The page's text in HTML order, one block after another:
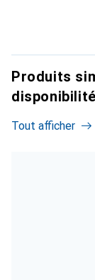
Produits
disponibilité
Tout afficher